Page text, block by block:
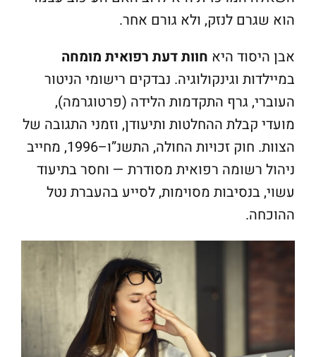
הוא שגרם לנזק, ולא גורם אחר.
אבן היסוד היא חוות דעת רפואית מומחה
במיילדות וגינקולוגיה. נבדקים רישומי הניטור
העוברי, גרף התקדמות הלידה (פרטוגרמה),
מועדי קבלת ההחלטות ותיעודן, וזמני התגובה של
הצוות. חוק זכויות החולה, התשנ”ו–1996, מחייב
ניהול רשומה רפואית מסודרת — וחסר בתיעוד
עשוי, בנסיבות מסוימות, לסייע בהעברת נטל
ההוכחה.